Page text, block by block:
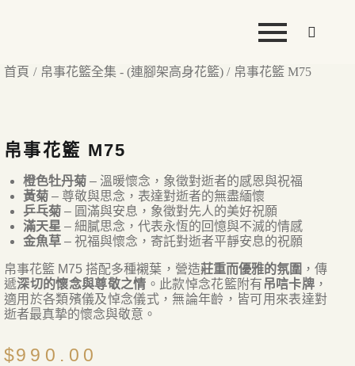
首頁 帛事花籃全集 - (連腳架高身花籃) 帛事花籃 M75
帛事花籃 M75
橙色牡丹菊 – 溫暖懷念，象徵對逝者的感恩與祝福
黃菊 – 尊敬與思念，表達對逝者的無盡緬懷
乒乓菊 – 圓滿與安息，象徵對先人的美好祝願
滿天星 – 細膩思念，代表永恆的回憶與不滅的情感
金魚草 – 祝福與懷念，寄託對逝者平靜安息的祝願
帛事花籃 M75 搭配多種襯葉，營造莊重而優雅的氛圍 ，傳
遞深切的懷念與尊敬之情 。此款悼念花籃附有 吊唁卡牌 ，
適用於各類殯儀及悼念儀式，無論年齡，皆可用來表達對
逝者最真摯的懷念與敬意。
$990.00